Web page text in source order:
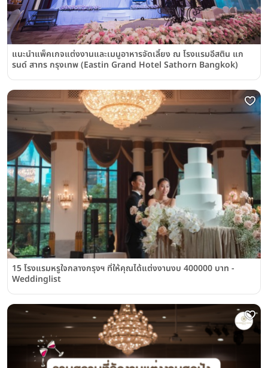
แนะนำแพ็คเกจแต่งงานและเมนูอาหารจัดเลี้ยง ณ โรงแรมอีสติน แก
รนด์ สาทร กรุงเทพ (Eastin Grand Hotel Sathorn Bangkok)
15 โรงแรมหรูใจกลางกรุงฯ ที่ให้คุณได้แต่งงานงบ 400000 บาท -
Weddinglist